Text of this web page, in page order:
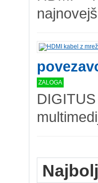
ZALOGA